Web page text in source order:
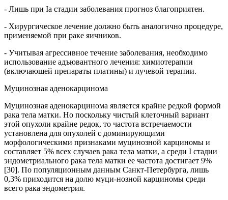
- Лишь при Ia стадии заболевания прогноз благоприятен.
- Хирургическое лечение должно быть аналогично процедуре,
применяемой при раке яичников.
- Учитывая агрессивное течение заболевания, необходимо
использование адъювантного лечения: химиотерапии
(включающей препараты платины) и лучевой терапии.
Муцинозная аденокарцинома
Муцинозная аденокарцинома является крайне редкой формой
рака тела матки. Но поскольку чистый клеточный вариант
этой опухоли крайне редок, то частота встречаемости
установлена для опухолей с доминирующими
морфологическими признаками муцинозной карциномы и
составляет 5% всех случаев рака тела матки, а среди I стадии
эндометриального рака тела матки ее частота достигает 9%
[30]. По популяционным данным Санкт-Петербурга, лишь
0,3% приходится на долю муци-нозной карциномы среди
всего рака эндометрия.